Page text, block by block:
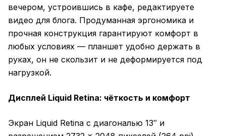
вечером, устроившись в кафе, редактируете
видео для блога. Продуманная эргономика и
прочная конструкция гарантируют комфорт в
любых условиях — планшет удобно держать в
руках, он не скользит и не деформируется под
нагрузкой.
Дисплей Liquid Retina: чёткость и комфорт
Экран Liquid Retina с диагональю 13″ и